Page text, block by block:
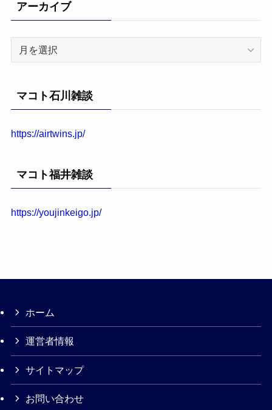
アーカイブ
マコト石川雑談
https://airtwins.jp/
マコト福井雑談
https://youjinkeigo.jp/
ホーム
運営者情報
サイトマップ
お問い合わせ